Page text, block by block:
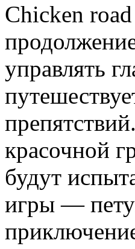
Chicken
управлять
красочной
будут
игры —